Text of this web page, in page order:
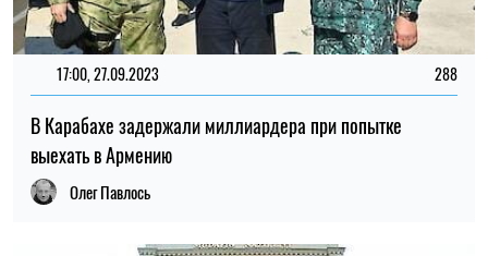
17:00, 27.09.2023 288
В Карабахе задержали миллиардера при попытке
выехать в Армению
Олег Павлось